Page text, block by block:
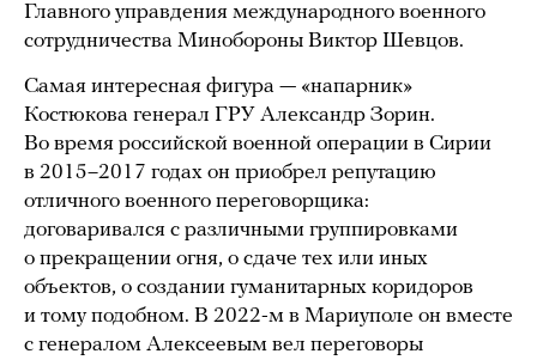
Главного управдения международного военного
сотрудничества Минобороны Виктор Шевцов.
Самая интересная фигура — «напарник»
Костюкова генерал ГРУ Александр Зорин.
Во время российской военной операции в Сирии
в 2015–2017 годах он приобрел репутацию
отличного военного переговорщика:
договаривался с различными группировками
о прекращении огня, о сдаче тех или иных
объектов, о создании гуманитарных коридоров
и тому подобном. В 2022-м в Мариуполе он вместе
с генералом Алексеевым вел переговоры